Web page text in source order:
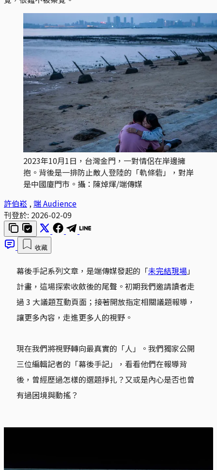
2023年10月1日，台灣金門，一對情侶在岸邊擁
抱。背後是一排防止敵人登陸的「軌條砦」，對岸
是中國廈門市。攝：陳焯煇/端傳媒
許伯崧 , 端 Audience
刊登於: 2026-02-09
收藏
幕後手記系列文章，是端傳媒發起的「未完結現場」
計畫，這場探索收斂後的尾聲。初期我們邀請讀者走
過 3 大議題互動頁面；接著開放指定相關議題報導，
讓更多內容，走進更多人的視野。
現在我們將視野轉向最真實的「人」。我們獨家公開
三位編輯記者的「幕後手記」，看看他們在報導背
後，曾經歷過怎樣的選題掙扎？又或是內心是否也曾
有過困境與動搖？